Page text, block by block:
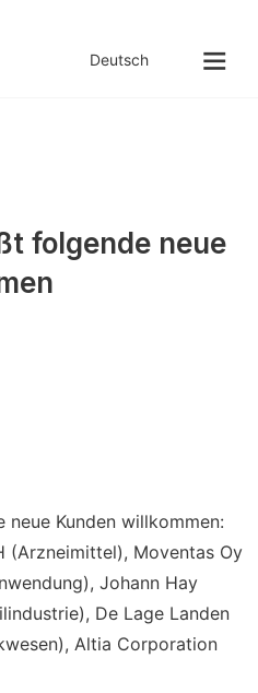
folgende neue
Kunden willkommen:
(Arzneimittel), Moventas Oy
Johann Hay
De Lage Landen
Altia Corporation